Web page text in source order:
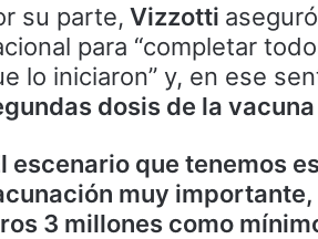
su parte, Vizzotti
para “completar
lo iniciaron” y, en ese
dosis de la
escenario que tenemos
muy
3 millones como